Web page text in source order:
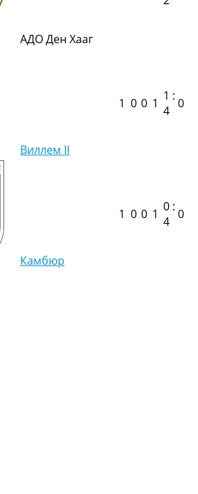
АДО Ден Хааг
Виллем II
1 0 0 1 1 :
4 0
Камбюр
1 0 0 1 0 :
4 0